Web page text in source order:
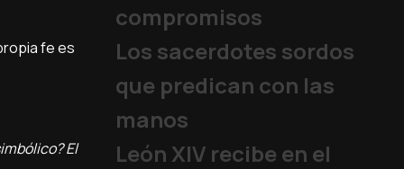
fe es
El
compromisos
Los sacerdotes sordos
que predican con las
manos
León XIV recibe en el